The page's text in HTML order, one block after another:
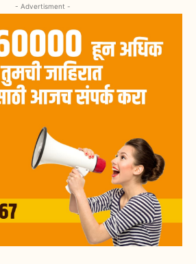
- Advertisment -